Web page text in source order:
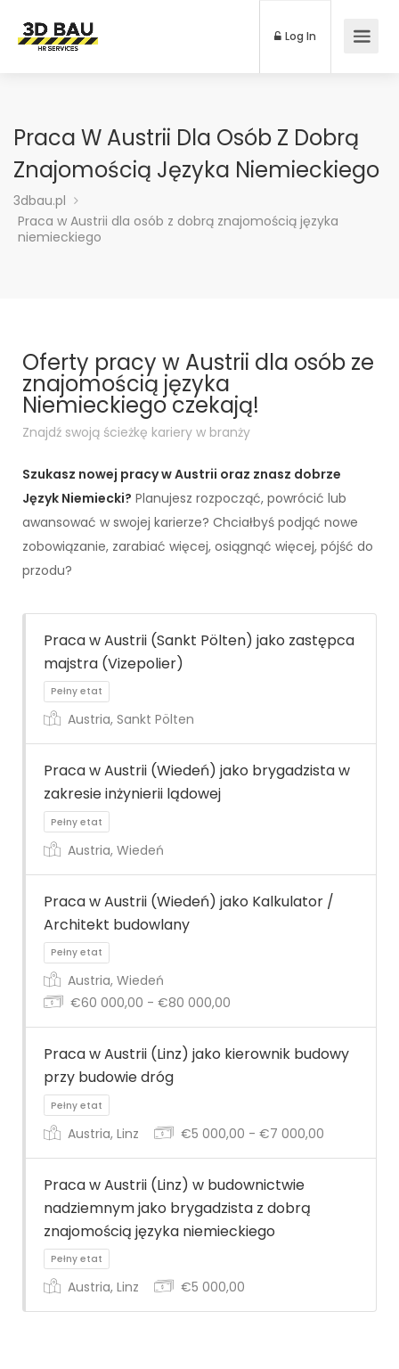
Log In
Praca W Austrii Dla Osób Z Dobrą
Znajomością Języka Niemieckiego
3dbau.pl
Praca w Austrii dla osób z dobrą znajomością języka
niemieckiego
Oferty pracy w Austrii dla osób ze
znajomością języka
Niemieckiego czekają!
Znajdź swoją ścieżkę kariery w branży
Szukasz nowej pracy w Austrii oraz znasz dobrze
Język Niemiecki? Planujesz rozpocząć, powrócić lub
awansować w swojej karierze? Chciałbyś podjąć nowe
zobowiązanie, zarabiać więcej, osiągnąć więcej, pójść do
przodu?
Praca w Austrii (Sankt Pölten) jako zastępca
majstra (Vizepolier)
Pełny etat
Austria, Sankt Pölten
Praca w Austrii (Wiedeń) jako brygadzista w
zakresie inżynierii lądowej
Pełny etat
Austria, Wiedeń
Praca w Austrii (Wiedeń) jako Kalkulator /
Architekt budowlany
Pełny etat
Austria, Wiedeń
€60 000,00 - €80 000,00
Praca w Austrii (Linz) jako kierownik budowy
przy budowie dróg
Austria, Linz €5 000,00 - €7 000,00
Praca w Austrii (Linz) w budownictwie
nadziemnym jako brygadzista z dobrą
znajomością języka niemieckiego
Austria, Linz €5 000,00